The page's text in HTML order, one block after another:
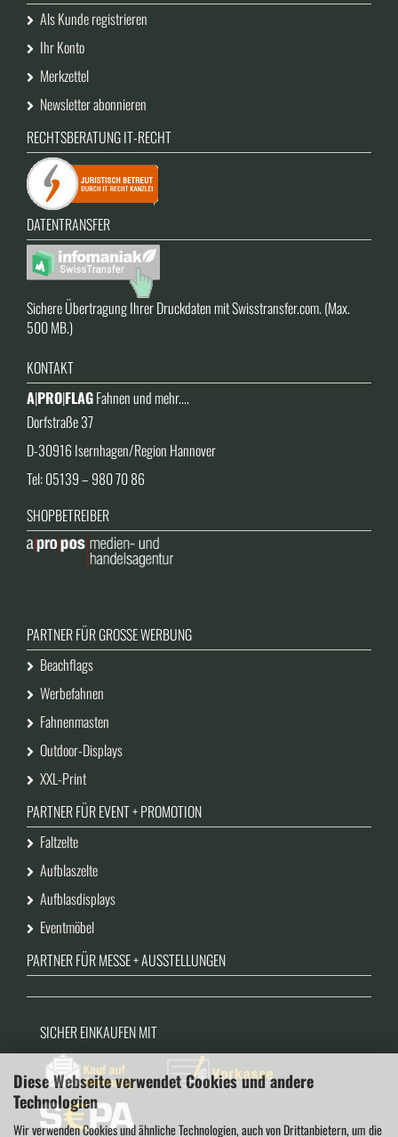
Diese Webseite verwendet Cookies und andere
Technologien
Wir verwenden Cookies und ähnliche Technologien, auch von Drittanbietern, um die
Als Kunde registrieren
Ihr Konto
Merkzettel
Newsletter abonnieren
RECHTSBERATUNG IT-RECHT
DATENTRANSFER
Sichere Übertragung Ihrer Druckdaten mit Swisstransfer.com. (Max.
500 MB.)
KONTAKT
A|PRO|FLAGFahnen und mehr....
Dorfstraße 37
D-30916 Isernhagen/Region Hannover
Tel: 05139 – 980 70 86
SHOPBETREIBER
PARTNER FÜR GROSSE WERBUNG
Beachflags
Werbefahnen
Fahnenmasten
Outdoor-Displays
XXL-Print
PARTNER FÜR EVENT + PROMOTION
Faltzelte
Aufblaszelte
Aufblasdisplays
Eventmöbel
PARTNER FÜR MESSE + AUSSTELLUNGEN
SICHER EINKAUFEN MIT